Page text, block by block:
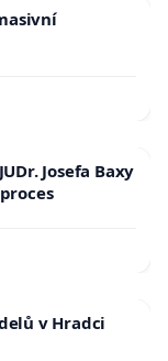
Josefa Baxy
v Hradci